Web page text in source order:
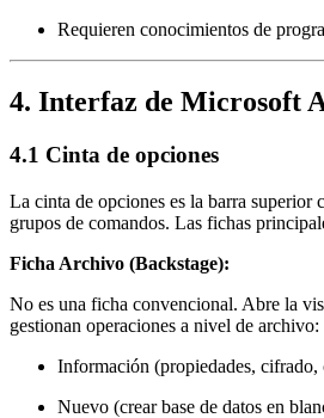
Requieren conocimientos de
4. Interfaz de Microsoft
4.1 Cinta de opciones
La cinta de opciones es la barra superior
grupos de comandos. Las fichas
Ficha Archivo (Backstage):
No es una ficha convencional. Abre la
gestionan operaciones a nivel de archivo:
Información (propiedades, cifrado,
Nuevo (crear base de datos en